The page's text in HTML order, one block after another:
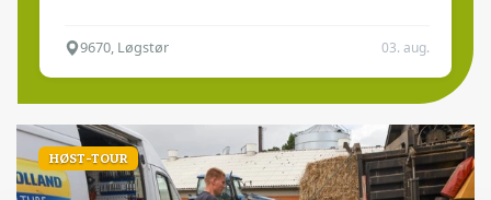
9670, Løgstør 03. aug.
HØST-TOUR